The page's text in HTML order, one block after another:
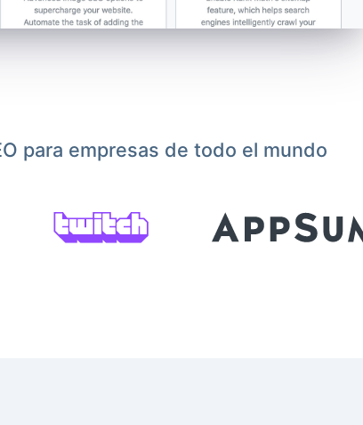
para empresas de todo el mundo